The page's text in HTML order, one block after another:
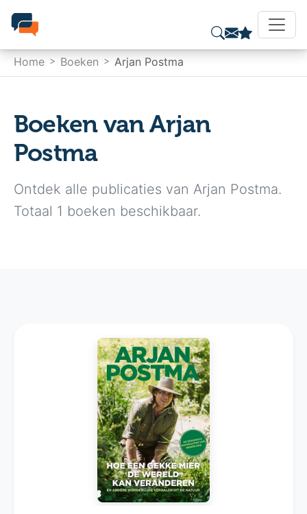
Home Boeken Arjan Postma
Boeken van Arjan
Postma
Ontdek alle publicaties van Arjan Postma.
Totaal 1 boeken beschikbaar.